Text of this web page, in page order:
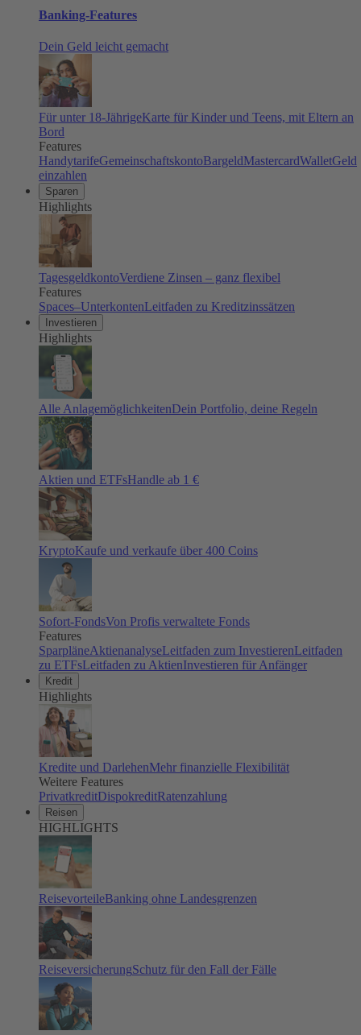
Banking-Features
Dein Geld leicht gemacht
Für unter 18-JährigeKarte für Kinder und Teens, mit Eltern an
Bord
Features
HandytarifeGemeinschaftskontoBargeldMastercardWalletGeld
einzahlen
Sparen
Highlights
TagesgeldkontoVerdiene Zinsen – ganz flexibel
Features
Spaces–UnterkontenLeitfaden zu Kreditzinssätzen
Investieren
Highlights
Alle AnlagemöglichkeitenDein Portfolio, deine Regeln
Aktien und ETFsHandle ab 1 €
KryptoKaufe und verkaufe über 400 Coins
Sofort-FondsVon Profis verwaltete Fonds
Features
SparpläneAktienanalyseLeitfaden zum InvestierenLeitfaden
zu ETFsLeitfaden zu AktienInvestieren für Anfänger
Kredit
Highlights
Kredite und DarlehenMehr finanzielle Flexibilität
Weitere Features
PrivatkreditDispokreditRatenzahlung
Reisen
HIGHLIGHTS
ReisevorteileBanking ohne Landesgrenzen
ReiseversicherungSchutz für den Fall der Fälle